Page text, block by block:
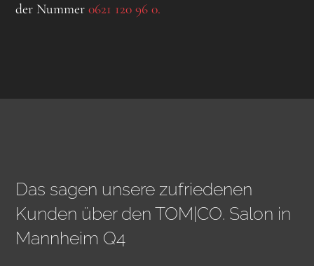
der Nummer0621 120 96 0.
Das sagen unsere zufriedenen
Kunden über den TOM|CO. Salon in
Mannheim Q4